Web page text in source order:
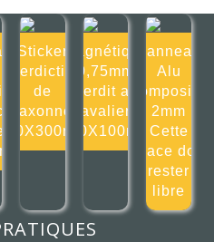
Sticker
Interdiction
de
klaxonner
Magnétique
0,75mm
Interdit aux
cavaliers
100X100mm
Panneau
Alu
composite
2mm
Cette
place doit
rester
libre